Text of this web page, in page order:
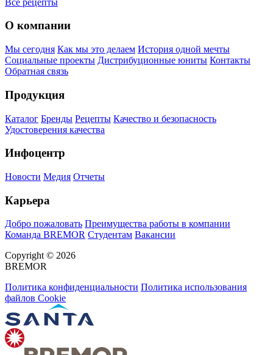
О компании
Мы сегодня Как мы это делаем История одной мечты
Социальные проекты Дистрибуционные юниты Контакты
Обратная связь
Продукция
Каталог Бренды Рецепты Качество и безопасность
Удостоверения качества
Инфоцентр
Новости Медия Отчеты
Карьера
Добро пожаловать Преимущества работы в компании
Команда BREMOR Студентам Вакансии
Copyright © 2026
BREMOR
Политика конфиденциальности Политика использования
файлов Cookie